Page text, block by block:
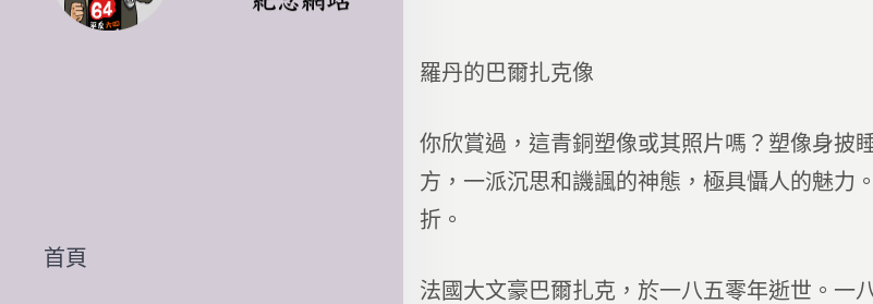
首頁
羅丹的巴爾扎克像
你欣賞過，這青銅塑像或其照片嗎？塑像身披
方，一派沉思和譏諷的神態，極具懾人的魅力
折。
法國大文豪巴爾扎克，於一八五零年逝世。一